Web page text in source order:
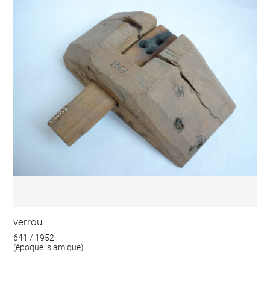
verrou
641 / 1952
(époque islamique)